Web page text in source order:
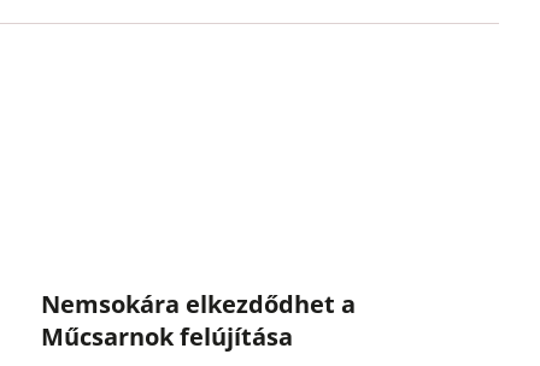
Nemsokára elkezdődhet a
Műcsarnok felújítása